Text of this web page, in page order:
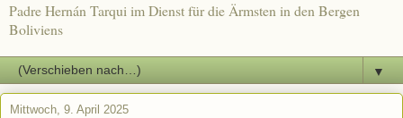
Padre Hernán Tarqui im Dienst für die Ärmsten in den Bergen
Boliviens
▼
Mittwoch, 9. April 2025